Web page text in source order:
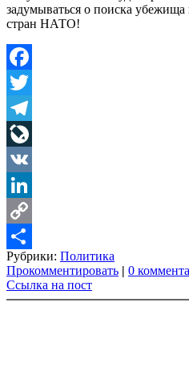
задумываться о поиска убежища
стран НАТО!
Facebook
Twitter
Telegram
LiveJournal
VK
LinkedIn
Copy
Link
Share
Рубрики: Политика
Прокомментировать | 0
Ссылка на пост